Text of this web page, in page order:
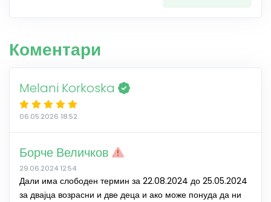
Коментари
Melani Korkoska
06.05.2026 18:52
Борче Величков
29.06.2024 12:54
Дали има слободен термин за 22.08.2024 до 25.05.2024
за двајца возрасни и две деца и ако може понуда да ни